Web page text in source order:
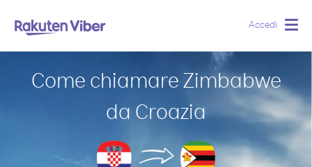
Accedi
Come chiamare Zimbabwe
da Croazia